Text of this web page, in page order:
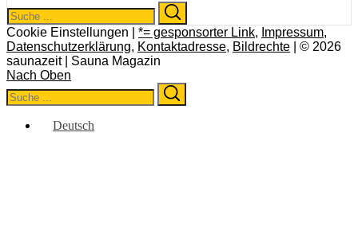
Search
for:
Cookie Einstellungen | *= gesponsorter Link, Impressum,
Datenschutzerklärung, Kontaktadresse, Bildrechte | © 2026
saunazeit | Sauna Magazin
Nach Oben
Search
for:
Deutsch